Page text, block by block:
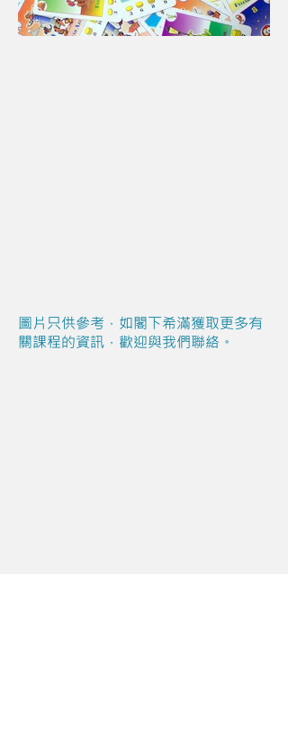
圖片只供參考，如閣下希滿獲取更多有
關課程的資訊，歡迎與我們聯絡。